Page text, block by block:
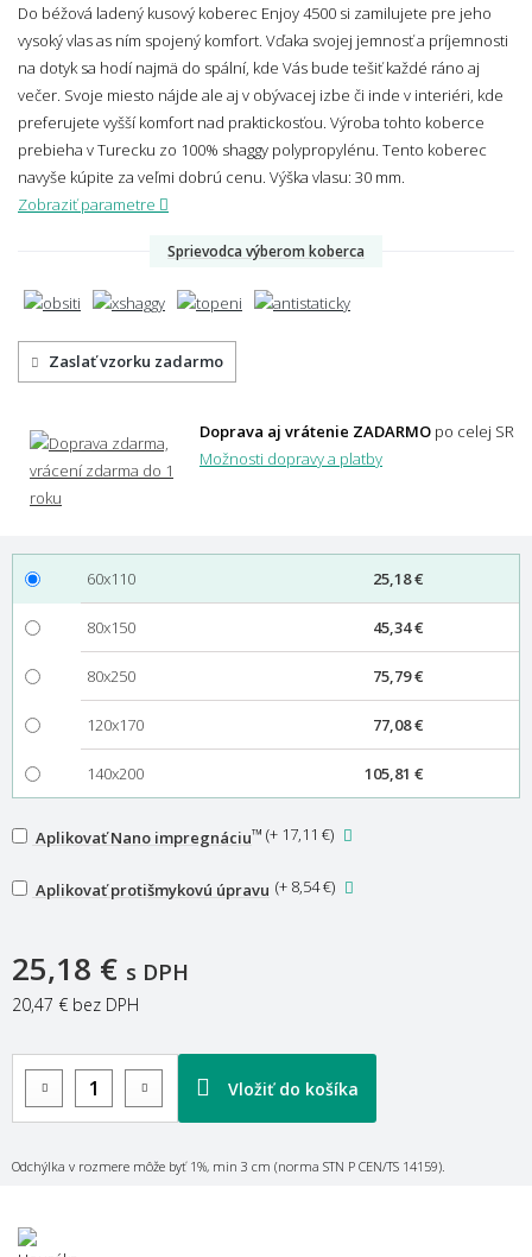
Do béžová ladený kusový koberec Enjoy 4500 si zamilujete pre jeho
vysoký vlas as ním spojený komfort. Vďaka svojej jemnosť a príjemnosti
na dotyk sa hodí najmä do spální, kde Vás bude tešiť každé ráno aj
večer. Svoje miesto nájde ale aj v obývacej izbe či inde v interiéri, kde
preferujete vyšší komfort nad praktickosťou. Výroba tohto koberce
prebieha v Turecku zo 100% shaggy polypropylénu. Tento koberec
navyše kúpite za veľmi dobrú cenu. Výška vlasu: 30 mm.
Zobraziť parametre
Sprievodca výberom koberca
Zaslať vzorku zadarmo
Doprava aj vrátenie ZADARMO po celej SR
Možnosti dopravy a platby
60x110 25,18 €
80x150 45,34 €
80x250 75,79 €
120x170 77,08 €
140x200 105,81 €
Aplikovať Nano impregnáciu™ (+ 17,11 €)
Aplikovať protišmykovú úpravu (+ 8,54 €)
25,18 € s DPH
20,47 € bez DPH
Vložiť do košíka
Odchýlka v rozmere môže byť 1%, min 3 cm (norma STN P CEN/TS 14159).